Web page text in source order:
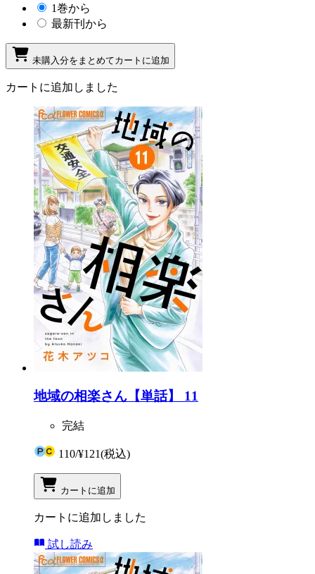
1巻から
最新刊から
未購入分をまとめてカートに追加
カートに追加しました
地域の相楽さん【単話】 11
完結
110/¥121(税込)
カートに追加
カートに追加しました
試し読み